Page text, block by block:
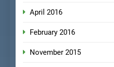
April 2016
February 2016
November 2015